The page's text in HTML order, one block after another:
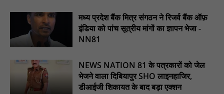
NN81
हरिनगर में सीसी इंटरलॉकिंग सड़क निर्माण कार्य का विधायक ललित यादव ने
किया उद्घाटन : NN81
मध्य प्रदेश बैंक मित्र संगठन ने रिजर्व बैंक ऑफ़
इंडिया को पांच सूत्रीय मांगों का ज्ञापन भेजा -
NN81
NEWS NATION 81 के पत्रकारों को जेल
भेजने वाला दिबियापुर SHO लाइनहाजिर,
डीआईजी शिकायत के बाद बड़ा एक्शन